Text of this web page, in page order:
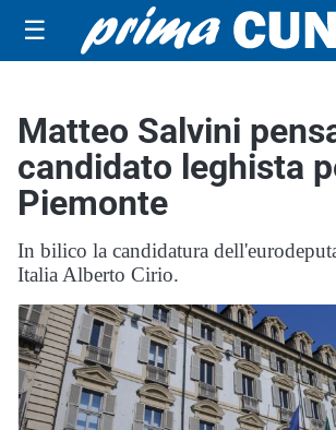
☰
Matteo Salvini
candidato leghista
Piemonte
In bilico la candidatura
Italia Alberto Cirio.